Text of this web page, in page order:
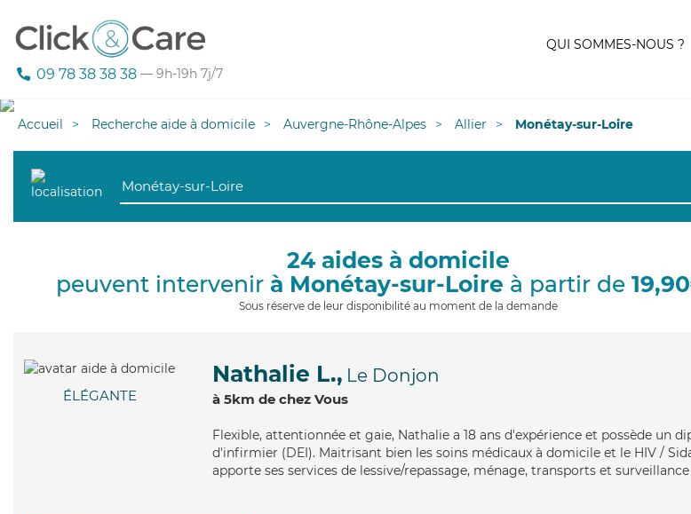
09 78 38 38 38 — 9h-19h 7j/7
QUI SOMMES-NOUS ?
Accueil Recherche aide à domicile Auvergne-Rhône-Alpes Allier Monétay-sur-Loire
24 aides à domicile
peuvent intervenir à Monétay-sur-Loire à partir de
Sous réserve de leur disponibilité au moment de la demande
ÉLÉGANTE
Nathalie L., Le Donjon
à 5km de chez Vous
Flexible, attentionnée et gaie, Nathalie a 18 ans d'expérience et possède un
d'infirmier (DEI). Maitrisant bien les soins médicaux à domicile et le HIV /
apporte ses services de lessive/repassage, ménage, transports et